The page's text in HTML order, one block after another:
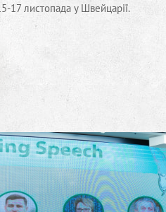
17 листопада у Швейцарії.